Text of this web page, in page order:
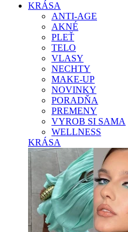
KRÁSA
ANTI-AGE
AKNÉ
PLEŤ
TELO
VLASY
NECHTY
MAKE-UP
NOVINKY
PORADŇA
PREMENY
VYROB SI SAMA
WELLNESS
KRÁSA